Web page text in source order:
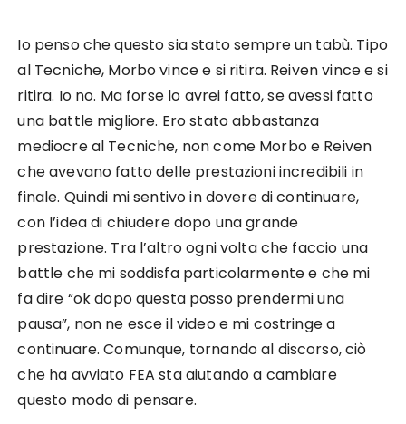
Io penso che questo sia stato sempre un tabù. Tipo
al Tecniche, Morbo vince e si ritira. Reiven vince e si
ritira. Io no. Ma forse lo avrei fatto, se avessi fatto
una battle migliore. Ero stato abbastanza
mediocre al Tecniche, non come Morbo e Reiven
che avevano fatto delle prestazioni incredibili in
finale. Quindi mi sentivo in dovere di continuare,
con l’idea di chiudere dopo una grande
prestazione. Tra l’altro ogni volta che faccio una
battle che mi soddisfa particolarmente e che mi
fa dire “ok dopo questa posso prendermi una
pausa”, non ne esce il video e mi costringe a
continuare. Comunque, tornando al discorso, ciò
che ha avviato FEA sta aiutando a cambiare
questo modo di pensare.